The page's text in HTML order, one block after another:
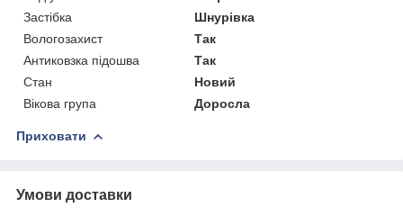
Застібка
Шнурівка
Вологозахист
Так
Антиковзка підошва
Так
Стан
Новий
Вікова група
Доросла
Приховати
Умови доставки